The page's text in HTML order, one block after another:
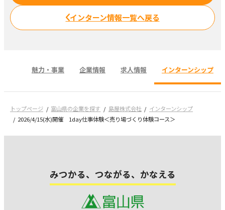
インターン情報一覧へ戻る
魅力・事業 企業情報 求人情報 インターンシップ
トップページ 富山県の企業を探す 島屋株式会社
インターンシップ
2026/4/15(水)開催 1day仕事体験＜売り場づくり体験コース＞
みつかる、つながる、かなえる